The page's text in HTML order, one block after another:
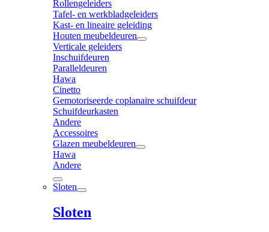
Rollengeleiders
Tafel- en werkbladgeleiders
Kast- en lineaire geleiding
Houten meubeldeuren
Verticale geleiders
Inschuifdeuren
Paralleldeuren
Hawa
Cinetto
Gemotoriseerde coplanaire schuifdeur
Schuifdeurkasten
Andere
Accessoires
Glazen meubeldeuren
Hawa
Andere
Sloten
Sloten